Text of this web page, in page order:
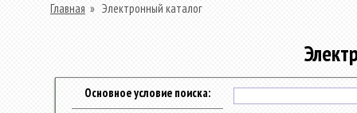
Главная » Электронный каталог
Основное условие поиска: